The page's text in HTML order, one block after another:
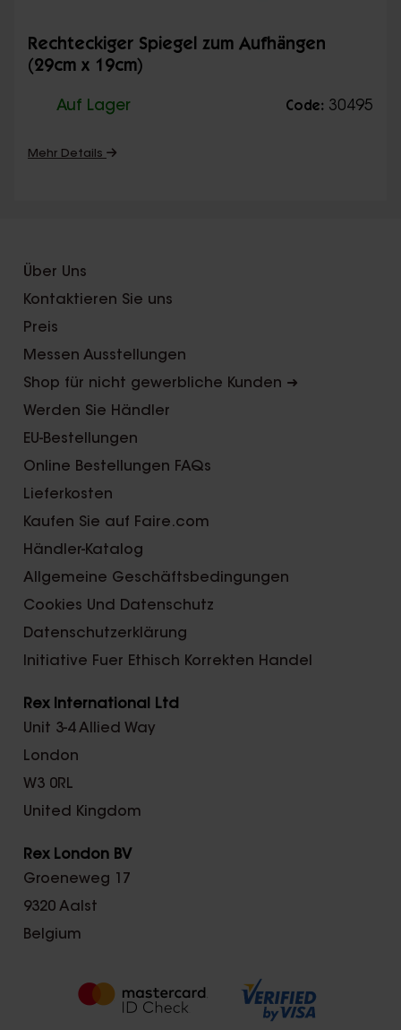
Rechteckiger Spiegel zum Aufhängen
(29cm x 19cm)
Auf Lager Code: 30495
Mehr Details
Über Uns
Kontaktieren Sie uns
Preis
Messen Ausstellungen
Shop für nicht gewerbliche Kunden ➜
Werden Sie Händler
EU-Bestellungen
Online Bestellungen FAQs
Lieferkosten
Kaufen Sie auf Faire.com
Händler-Katalog
Allgemeine Geschäftsbedingungen
Cookies Und Datenschutz
Datenschutzerklärung
Initiative Fuer Ethisch Korrekten Handel
Rex International Ltd
Unit 3-4 Allied Way
London
W3 0RL
United Kingdom
Rex London BV
Groeneweg 17
9320 Aalst
Belgium